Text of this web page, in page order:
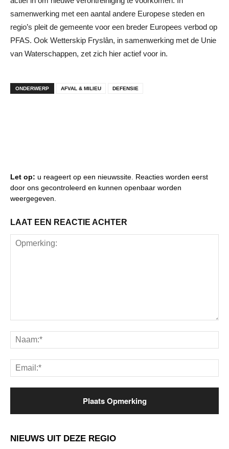
samenwerking met een aantal andere Europese steden en
regio’s pleit de gemeente voor een breder Europees verbod op
PFAS. Ook Wetterskip Fryslân, in samenwerking met de Unie
van Waterschappen, zet zich hier actief voor in.
ONDERWERP AFVAL & MILIEU DEFENSIE
Let op: u reageert op een nieuwssite. Reacties worden eerst
door ons gecontroleerd en kunnen openbaar worden
weergegeven.
LAAT EEN REACTIE ACHTER
NIEUWS UIT DEZE REGIO